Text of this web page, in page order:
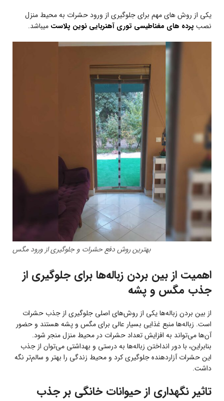
یکی از روش های مهم برای جلوگیری از ورود حشرات به محیط منزل
نصب پرده های مغناطیسی توری آهنربایی نوین پلاست میباشد.
بهترین روش دفع حشرات و جلوگیری از ورود مگس
اهمیت از بین بردن زباله‌ها برای جلوگیری از
جذب مگس و پشه
از بین بردن زباله‌ها یکی از روش‌های اصلی جلوگیری از جذب حشرات
است. زباله‌ها منبع غذایی بسیار عالی برای مگس و پشه هستند و حضور
آن‌ها می‌تواند به افزایش تعداد حشرات در محیط منزل منجر شود.
بنابراین، با دور انداختن زباله‌ها به درستی و بهداشتی می‌توان از جذب
این حشرات آزاردهنده جلوگیری کرد و محیط زندگی را بهتر و سالم‌تر نگه
داشت.
تاثیر نگهداری از حیوانات خانگی بر جذب